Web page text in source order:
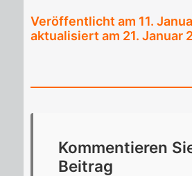
Veröffentlicht am 11.
aktualisiert am 21. Januar
Kom­men­tie­ren
Bei­trag